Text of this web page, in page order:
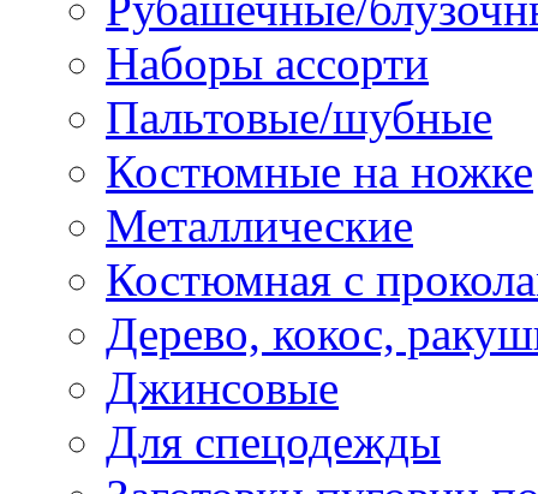
Наборы ассорти
Пальтовые/шубные
Костюмные на ножке
Металлические
Костюмная с
Дерево, кокос,
Джинсовые
Для спецодежды